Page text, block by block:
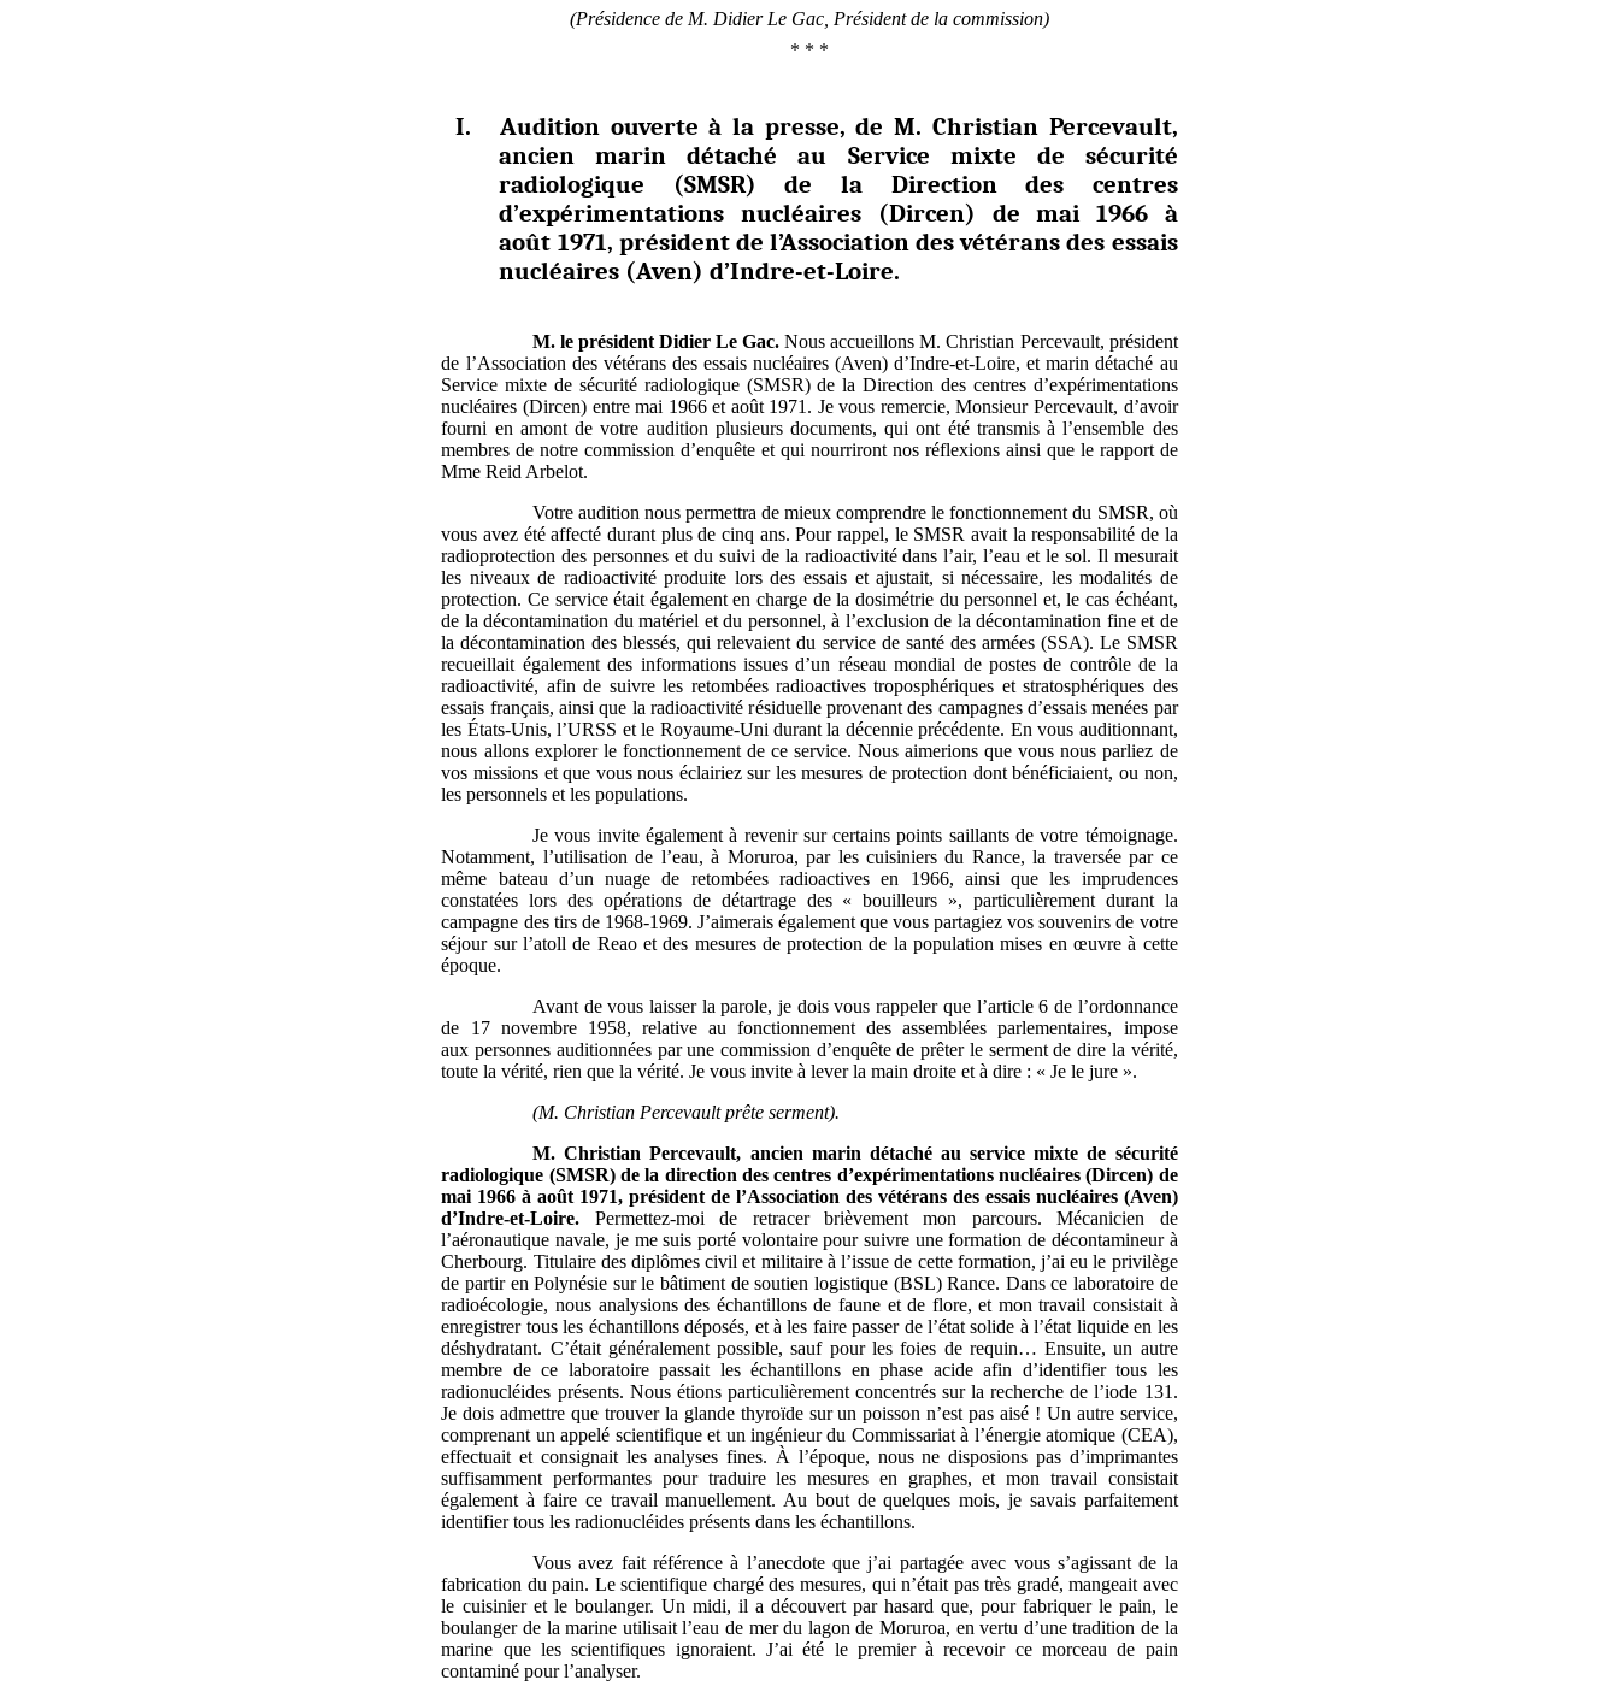
(Présidence de M. Didier Le Gac, Président de la commission)
* * *
I.
Audition ouverte à la presse, de M. Christian Percevault,
ancien marin détaché au Service mixte de sécurité
radiologique (SMSR) de la Direction des centres
d’expérimentations nucléaires (Dircen) de mai 1966 à
août 1971, président de l’Association des vétérans des essais
nucléaires (Aven) d’Indre-et-Loire.
M. le président Didier Le Gac. Nous accueillons M. Christian Percevault, président
de l’Association des vétérans des essais nucléaires (Aven) d’Indre-et-Loire, et marin détaché au
Service mixte de sécurité radiologique (SMSR) de la Direction des centres d’expérimentations
nucléaires (Dircen) entre mai 1966 et août 1971. Je vous remercie, Monsieur Percevault, d’avoir
fourni en amont de votre audition plusieurs documents, qui ont été transmis à l’ensemble des
membres de notre commission d’enquête et qui nourriront nos réflexions ainsi que le rapport de
Mme Reid Arbelot.
Votre audition nous permettra de mieux comprendre le fonctionnement du SMSR, où
vous avez été affecté durant plus de cinq ans. Pour rappel, le SMSR avait la responsabilité de la
radioprotection des personnes et du suivi de la radioactivité dans l’air, l’eau et le sol. Il mesurait
les niveaux de radioactivité produite lors des essais et ajustait, si nécessaire, les modalités de
protection. Ce service était également en charge de la dosimétrie du personnel et, le cas échéant,
de la décontamination du matériel et du personnel, à l’exclusion de la décontamination fine et de
la décontamination des blessés, qui relevaient du service de santé des armées (SSA). Le SMSR
recueillait également des informations issues d’un réseau mondial de postes de contrôle de la
radioactivité, afin de suivre les retombées radioactives troposphériques et stratosphériques des
essais français, ainsi que la radioactivité résiduelle provenant des campagnes d’essais menées par
les États-Unis, l’URSS et le Royaume-Uni durant la décennie précédente. En vous auditionnant,
nous allons explorer le fonctionnement de ce service. Nous aimerions que vous nous parliez de
vos missions et que vous nous éclairiez sur les mesures de protection dont bénéficiaient, ou non,
les personnels et les populations.
Je vous invite également à revenir sur certains points saillants de votre témoignage.
Notamment, l’utilisation de l’eau, à Moruroa, par les cuisiniers du Rance, la traversée par ce
même bateau d’un nuage de retombées radioactives en 1966, ainsi que les imprudences
constatées lors des opérations de détartrage des « bouilleurs », particulièrement durant la
campagne des tirs de 1968-1969. J’aimerais également que vous partagiez vos souvenirs de votre
séjour sur l’atoll de Reao et des mesures de protection de la population mises en œuvre à cette
époque.
Avant de vous laisser la parole, je dois vous rappeler que l’article 6 de l’ordonnance
de 17 novembre 1958, relative au fonctionnement des assemblées parlementaires, impose
aux personnes auditionnées par une commission d’enquête de prêter le serment de dire la vérité,
toute la vérité, rien que la vérité. Je vous invite à lever la main droite et à dire : « Je le jure ».
(M. Christian Percevault prête serment).
M. Christian Percevault, ancien marin détaché au service mixte de sécurité
radiologique (SMSR) de la direction des centres d’expérimentations nucléaires (Dircen) de
mai 1966 à août 1971, président de l’Association des vétérans des essais nucléaires (Aven)
d’Indre-et-Loire. Permettez-moi de retracer brièvement mon parcours.
Mécanicien de
l’aéronautique navale, je me suis porté volontaire pour suivre une formation de décontamineur à
Cherbourg. Titulaire des diplômes civil et militaire à l’issue de cette formation, j’ai eu le privilège
de partir en Polynésie sur le bâtiment de soutien logistique (BSL) Rance. Dans ce laboratoire de
radioécologie, nous analysions des échantillons de faune et de flore, et mon travail consistait à
enregistrer tous les échantillons déposés, et à les faire passer de l’état solide à l’état liquide en les
déshydratant. C’était généralement possible, sauf pour les foies de requin… Ensuite, un autre
membre de ce laboratoire passait les échantillons en phase acide afin d’identifier tous les
radionucléides présents. Nous étions particulièrement concentrés sur la recherche de l’iode 131.
Je dois admettre que trouver la glande thyroïde sur un poisson n’est pas aisé ! Un autre service,
comprenant un appelé scientifique et un ingénieur du Commissariat à l’énergie atomique (CEA),
effectuait et consignait les analyses fines. À l’époque, nous ne disposions pas d’imprimantes
suffisamment performantes pour traduire les mesures en graphes, et mon travail consistait
également à faire ce travail manuellement. Au bout de quelques mois, je savais parfaitement
identifier tous les radionucléides présents dans les échantillons.
Vous avez fait référence à l’anecdote que j’ai partagée avec vous s’agissant de la
fabrication du pain. Le scientifique chargé des mesures, qui n’était pas très gradé, mangeait avec
le cuisinier et le boulanger. Un midi, il a découvert par hasard que, pour fabriquer le pain, le
boulanger de la marine utilisait l’eau de mer du lagon de Moruroa, en vertu d’une tradition de la
marine que les scientifiques ignoraient. J’ai été le premier à recevoir ce morceau de pain
contaminé pour l’analyser.